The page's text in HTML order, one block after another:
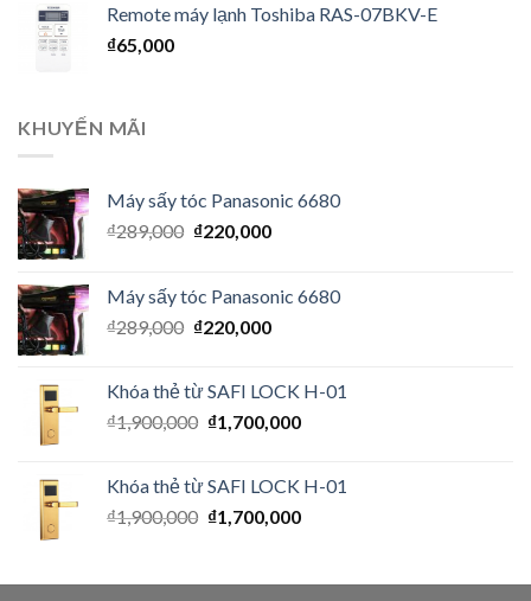
Remote máy lạnh Toshiba RAS-07BKV-E
₫65,000
KHUYẾN MÃI
Máy sấy tóc Panasonic 6680
₫289,000 ₫220,000
Máy sấy tóc Panasonic 6680
₫289,000 ₫220,000
Khóa thẻ từ SAFI LOCK H-01
₫1,900,000 ₫1,700,000
Khóa thẻ từ SAFI LOCK H-01
₫1,900,000 ₫1,700,000